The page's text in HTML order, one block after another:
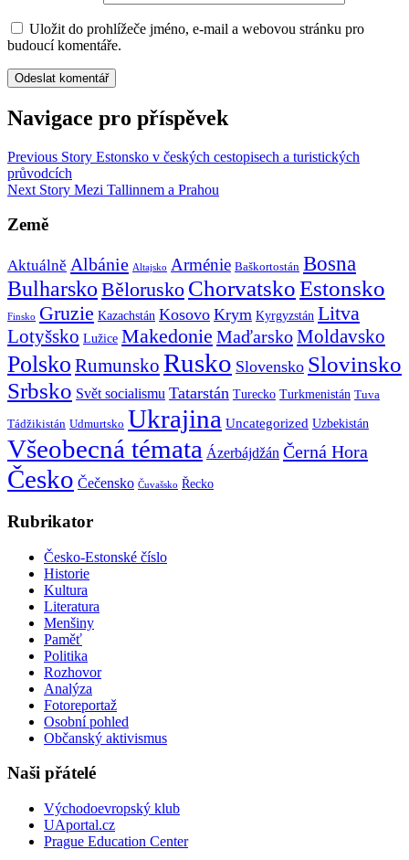
Uložit do prohlížeče jméno, e-mail a webovou stránku pro
budoucí komentáře.
Navigace pro příspěvek
Previous Story Estonsko v českých cestopisech a turistických
průvodcích
Next Story Mezi Tallinnem a Prahou
Země
Aktuálně Albánie Altajsko Arménie Baškortostán Bosna
Bulharsko Bělorusko ChorvatskoEstonsko
Finsko Gruzie Kazachstán Kosovo Krym Kyrgyzstán Litva
Lotyšsko Lužice Makedonie MaďarskoMoldavsko
Polsko Rumunsko Rusko Slovensko Slovinsko
Srbsko Svět socialismu Tatarstán Turecko Turkmenistán Tuva
Tádžikistán Udmurtsko Ukrajina Uncategorized Uzbekistán
Všeobecná témata Ázerbájdžán Černá Hora
Česko Čečensko Čuvašsko Řecko
Rubrikator
Česko-Estonské číslo
Historie
Kultura
Literatura
Menšiny
Paměť
Politika
Rozhovor
Analýza
Fotoreportaž
Osobní pohled
Občanský aktivismus
Naši přátelé
Východoevropský klub
UAportal.cz
Prague Education Center